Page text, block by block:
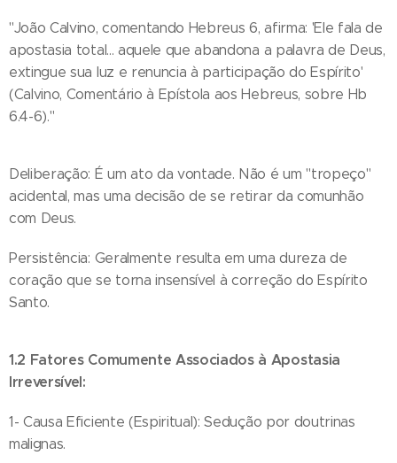
"João Calvino, comentando Hebreus 6, afirma: 'Ele fala de
apostasia total... aquele que abandona a palavra de Deus,
extingue sua luz e renuncia à participação do Espírito'
(Calvino, Comentário à Epístola aos Hebreus, sobre Hb
6.4-6)."
Deliberação: É um ato da vontade. Não é um "tropeço"
acidental, mas uma decisão de se retirar da comunhão
com Deus.
Persistência: Geralmente resulta em uma dureza de
coração que se torna insensível à correção do Espírito
Santo.
1.2 Fatores Comumente Associados à Apostasia
Irreversível:
1- Causa Eficiente (Espiritual): Sedução por doutrinas
malignas.